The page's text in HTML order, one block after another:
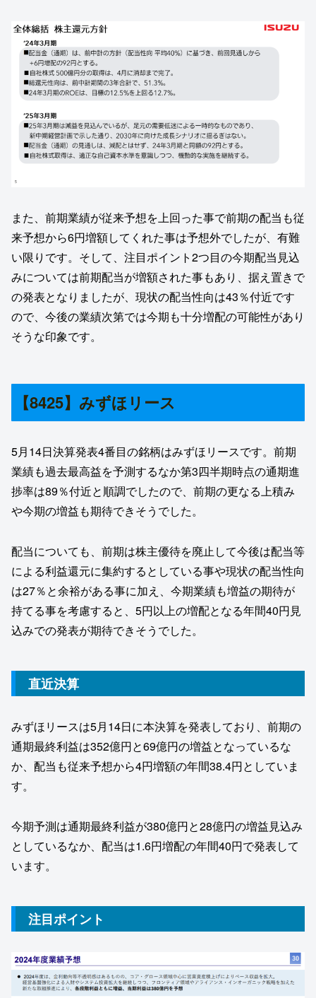
また、前期業績が従来予想を上回った事で前期の配当も従
来予想から6円増額してくれた事は予想外でしたが、有難
い限りです。そして、注目ポイント2つ目の今期配当見込
みについては前期配当が増額された事もあり、据え置きで
の発表となりましたが、現状の配当性向は43％付近です
ので、今後の業績次第では今期も十分増配の可能性があり
そうな印象です。
【8425】みずほリース
5月14日決算発表4番目の銘柄はみずほリースです。前期
業績も過去最高益を予測するなか第3四半期時点の通期進
捗率は89％付近と順調でしたので、前期の更なる上積み
や今期の増益も期待できそうでした。
配当についても、前期は株主優待を廃止して今後は配当等
による利益還元に集約するとしている事や現状の配当性向
は27％と余裕がある事に加え、今期業績も増益の期待が
持てる事を考慮すると、5円以上の増配となる年間40円見
込みでの発表が期待できそうでした。
直近決算
みずほリースは5月14日に本決算を発表しており、前期の
通期最終利益は352億円と69億円の増益となっているな
か、配当も従来予想から4円増額の年間38.4円としていま
す。
今期予測は通期最終利益が380億円と28億円の増益見込み
としているなか、配当は1.6円増配の年間40円で発表して
います。
注目ポイント